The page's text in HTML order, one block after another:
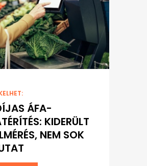
ÁFA-
KIDERÜLT
NEM SOK